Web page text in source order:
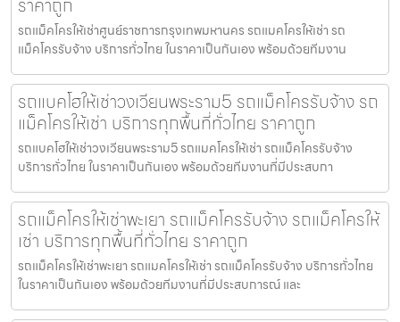
รถแม็คโครให้เช่าศูนย์ราชการกรุงเทพมหานคร รถแมคโครให้เช่า รถ
แม็คโครรับจ้าง บริการทั่วไทย ในราคาเป็นกันเอง พร้อมด้วยทีมงาน
รถแบคโฮให้เช่าวงเวียนพระราม5 รถแม็คโครรับจ้าง รถ
แม็คโครให้เช่า บริการทุกพื้นที่ทั่วไทย ราคาถูก
รถแบคโฮให้เช่าวงเวียนพระราม5 รถแมคโครให้เช่า รถแม็คโครรับจ้าง
บริการทั่วไทย ในราคาเป็นกันเอง พร้อมด้วยทีมงานที่มีประสบกา
รถแม็คโครให้เช่าพะเยา รถแม็คโครรับจ้าง รถแม็คโครให้
เช่า บริการทุกพื้นที่ทั่วไทย ราคาถูก
รถแม็คโครให้เช่าพะเยา รถแมคโครให้เช่า รถแม็คโครรับจ้าง บริการทั่วไทย
ในราคาเป็นกันเอง พร้อมด้วยทีมงานที่มีประสบการณ์ และ